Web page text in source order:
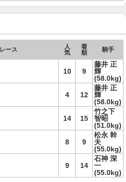
レース
人
気
着
順
騎手
10 9
藤井 正
輝
(58.0kg)
4 12
藤井 正
輝
(58.0kg)
14 15
竹之下
智昭
(51.0kg)
8 9
松永 幹
夫
(55.0kg)
9 14
石神 深
一
(55.0kg)